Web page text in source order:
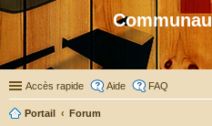
Accès rapide Aide FAQ
Portail Forum